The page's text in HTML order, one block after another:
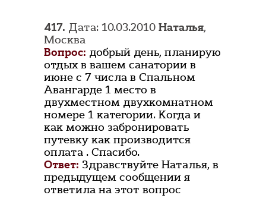
417. Дата: 10.03.2010 Наталья,
Москва
Вопрос: добрый день, планирую
отдых в вашем санатории в
июне с 7 числа в Спальном
Авангарде 1 место в
двухместном двухкомнатном
номере 1 категории. Когда и
как можно забронировать
путевку как производится
оплата . Спасибо.
Ответ: Здравствуйте Наталья, в
предыдущем сообщении я
ответила на этот вопрос